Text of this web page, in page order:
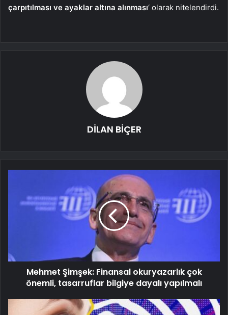
çarpıtılması ve ayaklar altına alınması‘ olarak nitelendirdi.
DİLAN BİÇER
Mehmet Şimşek: Finansal okuryazarlık çok
önemli, tasarruflar bilgiye dayalı yapılmalı